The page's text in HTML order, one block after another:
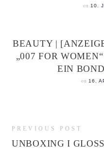
on 10.
BEAUTY |
„007 FOR
EIN
on 16.
PREVIOUS POST
UNBOXING I